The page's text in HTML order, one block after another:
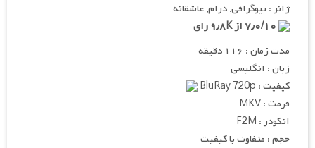
ژانر : بیوگرافی, درام, عاشقانه
مدت زمان : ۱۱۶ دقیقه
زبان : انگلیسی
کیفیت : BluRay 720p
فرمت : MKV
انکودر : F2M
حجم : متفاوت با کیفیت